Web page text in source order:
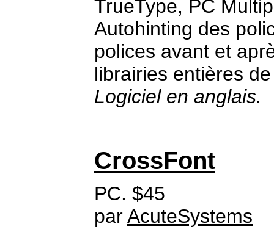
TrueType, PC
Autohinting des
polices avant et
librairies entières
Logiciel en anglais.
CrossFont
PC. $45
parAcuteSystems